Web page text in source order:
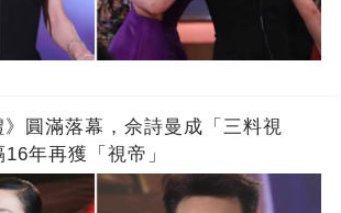
》圓滿落幕，佘詩曼成「三料視
年再獲「視帝」